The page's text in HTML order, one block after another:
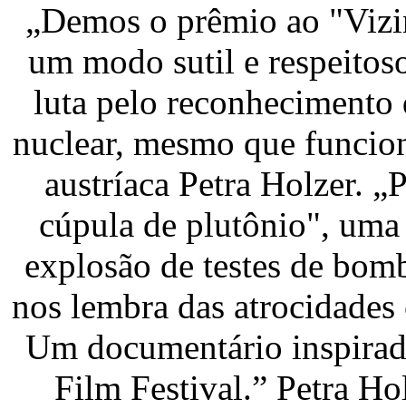
„Demos o prêmio ao
um modo sutil e
luta pelo reconhecimento
nuclear, mesmo que
austríaca Petra Holzer.
cúpula de plutônio",
explosão de testes de
nos lembra das
Um documentário
Film Festival.” Petra